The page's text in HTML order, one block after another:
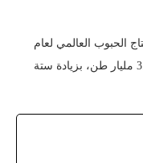
2025 بشكل طفيف ​إلى ⁠رقم قياسي بلغ 3.040 مليار طن، بزيادة ستة